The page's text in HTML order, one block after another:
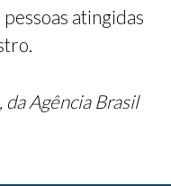
atingidas
Agência Brasil